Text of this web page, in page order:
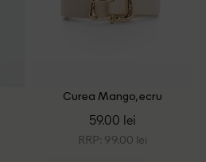
Curea Mango, ecru
59.00 lei
RRP: 99.00 lei